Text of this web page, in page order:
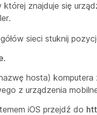
której znajduje się
sieci stuknij
.
hosta) komputera
z urządzenia
iOS przejdź do